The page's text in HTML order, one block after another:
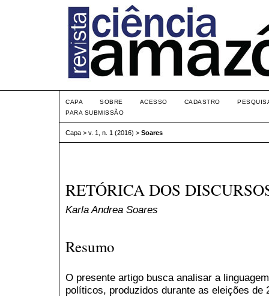
CAPA SOBRE ACESSO CADASTRO
PARA SUBMISSÃO
Capa > v. 1, n. 1 (2016) > Soares
RETÓRICA DOS
Karla Andrea Soares
Resumo
O presente artigo busca analisar a
políticos, produzidos durante as eleições de